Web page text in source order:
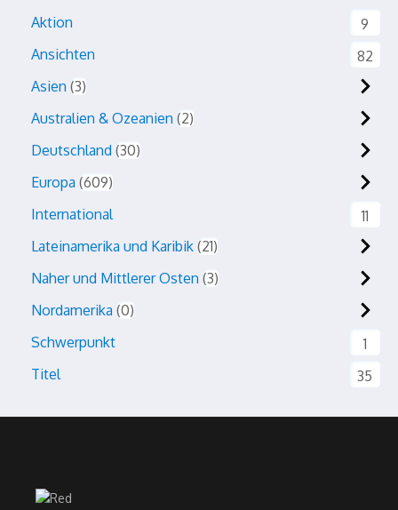
Aktion
9
Ansichten
82
Asien 3
Australien & Ozeanien 2
Deutschland 30
Europa 609
International
11
Lateinamerika und Karibik 21
Naher und Mittlerer Osten 3
Nordamerika 0
Schwerpunkt
1
Titel
35